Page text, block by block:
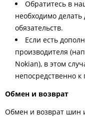
Обратитесь в
необходимо
обязательств.
Если есть
производителя
Nokian), в этом
непосредственно
Обмен и возврат
Обмен и возврат шин